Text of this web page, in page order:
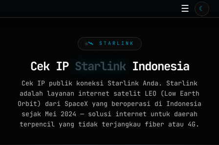
ARTIKEL
GALERI
WALLPAPER
☰ ☾
🛰️ STARLINK
Cek IP StarlinkIndonesia
Cek IP publik koneksi Starlink Anda. Starlink
adalah layanan internet satelit LEO (Low Earth
Orbit) dari SpaceX yang beroperasi di Indonesia
sejak Mei 2024 — solusi internet untuk daerah
terpencil yang tidak terjangkau fiber atau 4G.